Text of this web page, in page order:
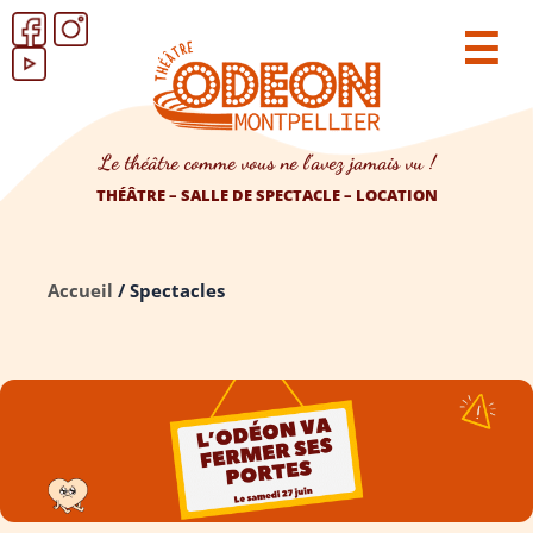
Le théâtre comme vous ne l’avez jamais vu !
THÉÂTRE – SALLE DE SPECTACLE – LOCATION
☰
Accueil / Spectacles